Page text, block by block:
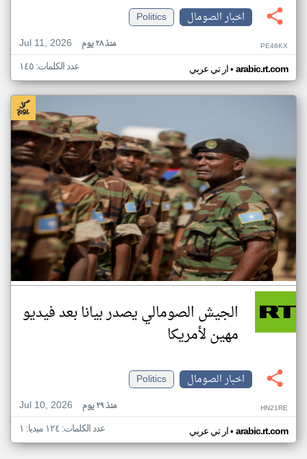
اخبار الصومال
Politics
Jul 11, 2026
منذ ٢٨ يوم PE46KX
ار تي عربي• arabic.rt.com عدد الكلمات: ١٤٥
الجيش الصومالي يصدر بيانا بعد فيديو
مهين لأمريكا
اخبار الصومال
Politics
Jul 10, 2026
منذ ٢٩ يوم HN21RE
ار تي عربي• arabic.rt.com عدد الكلمات: ١٢٤ ميديا: ١